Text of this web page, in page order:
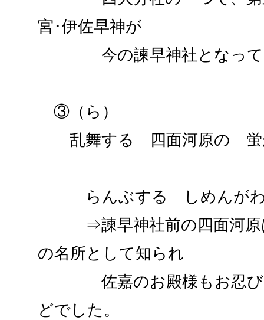
宮･伊佐早神が
今の諫早神社となって
③（ら）
乱舞する 四面河原の 蛍
らんぶする しめんがわ
⇒諫早神社前の四面河原
の名所として知られ
佐嘉のお殿様もお忍び
どでした。